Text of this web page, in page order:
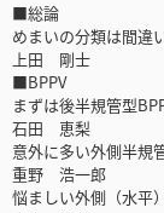
■総論
めまいの分類は間違
上田 剛士
■BPPV
まずは後半規管型
石田 恵梨
意外に多い外側半規
重野 浩一郎
悩ましい外側（水平